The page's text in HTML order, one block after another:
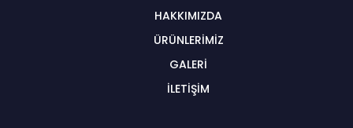
HAKKIMIZDA
ÜRÜNLERİMİZ
GALERİ
İLETİŞİM